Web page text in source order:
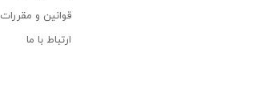
قوانین و مقررات
ارتباط با ما